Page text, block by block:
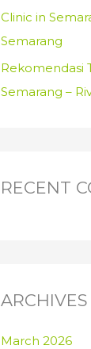
Clinic in
Semarang
Rekomendasi
Semarang –
RECENT
ARCHIVES
March 2026